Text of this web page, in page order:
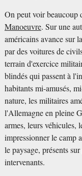
On peut voir beaucoup
Manoeuvre. Sur une
américains avance sur
par des voitures de
terrain d'exercice
blindés qui passent à
habitants mi-amusés,
nature, les militaires
l'Allemagne en pleine
armes, leurs véhicules,
impressionner le camp
le paysage, présents
intervenants.